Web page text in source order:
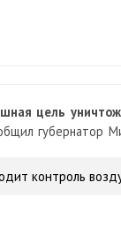
цель
губернатор
контроль